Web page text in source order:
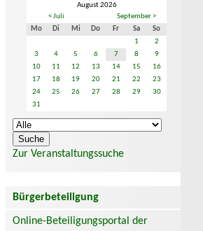
August 2026
< Juli
September >
Mo
Di Mi Do Fr Sa
So
1
2
3
4 5 6 7 8
9
10
11 12 13 14 15
16
17
18 19 20 21 22
23
24
25 26 27 28 29
30
31
Zur Veranstaltungssuche
Bürgerbeteiligung
Online-Beteiligungsportal der